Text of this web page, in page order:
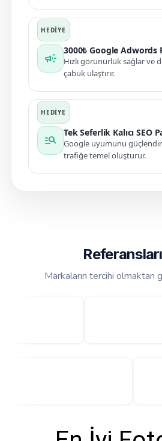
campaign
3000₺ Google Adwords
Hızlı görünürlük sağlar ve
çabuk ulaştırır.
manage_search
Tek Seferlik Kalıcı SEO
Google uyumunu
trafiğe temel oluşturur.
Markaların tercihi olmaktan